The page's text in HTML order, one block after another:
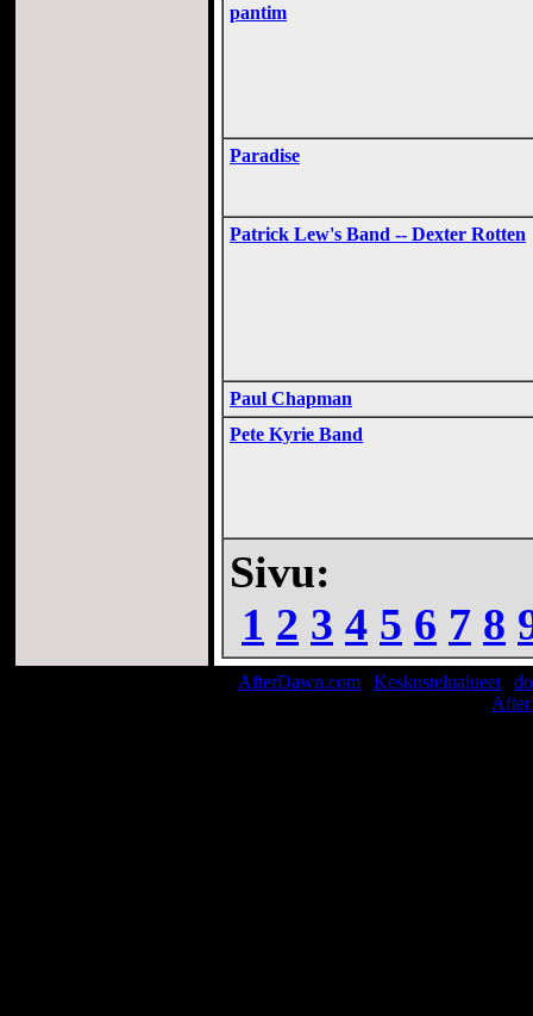
pantim
Paradise
Patrick Lew's Band -- Dexter Rotten
Paul Chapman
Pete Kyrie Band
Sivu:
1 2 3 4 5 6 7 8
AfterDawn.com Keskustelualueet